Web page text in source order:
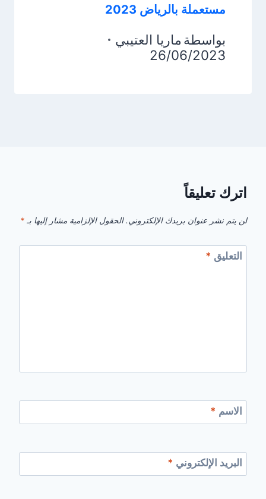
مستعملة بالرياض 2023
بواسطة ماريا العتيبي
26/06/2023
اترك تعليقاً
لن يتم نشر عنوان بريدك الإلكتروني. الحقول الإلزامية مشار إليها بـ *
التعليق *
الاسم *
البريد الإلكتروني *